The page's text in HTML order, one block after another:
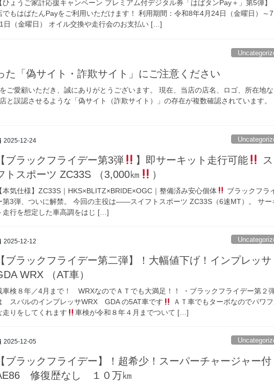
【ひょうご家計応援キャンペーン プレミアム付デジタル券「はばタンPay＋」第5弾】
でもはばたんPayをご利用いただけます！ 利用期間：令和8年4月24日（金曜日）～7
日（金曜日） オイル交換や走行会のお支払い […]
た「偽サイト・詐欺サイト」にご注意ください
ご愛顧いただき、誠にありがとうございます。 現在、当店の店名、ロゴ、所在地
と誤認させるような「偽サイト（詐欺サイト）」の存在が複数確認されています。
2025-12-24
【ブラックフライデー第3弾 】即サーキット走行可能
トスポーツ ZC33S （3,000㎞
）
【本気仕様】ZC33S｜HKS×BLITZ×BRIDE×OGC｜整備済み安心個体
ブラックフラ
第3弾、ついに解禁。 今回の主役は――スイフトスポーツ ZC33S（6速MT）。 サー
走行を想定した車高調をはじ […]
2025-12-12
【ブラックフライデー第二弾】！大幅値下げ！インプレッサ
WRX （AT車）
車検８年／4月まで！ WRXなのでＡＴでも大満足！！ ・ブラックフライデー第２
スバルのインプレッサWRX GDA の5AT車です
ＡＴ車でもターボなのでパワ
走りをしてくれます
車検が令和８年４月までついて […]
2025-12-05
【ブラックフライデー】！超希少！スーパーチャージャー付
修復歴なし １０万㎞